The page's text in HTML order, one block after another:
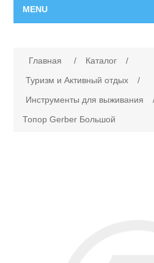
MENU
Каталог
Главная / Каталог
/
Туризм и Активный отдых
/
Инструменты для выживания
Топор Gerber Большой